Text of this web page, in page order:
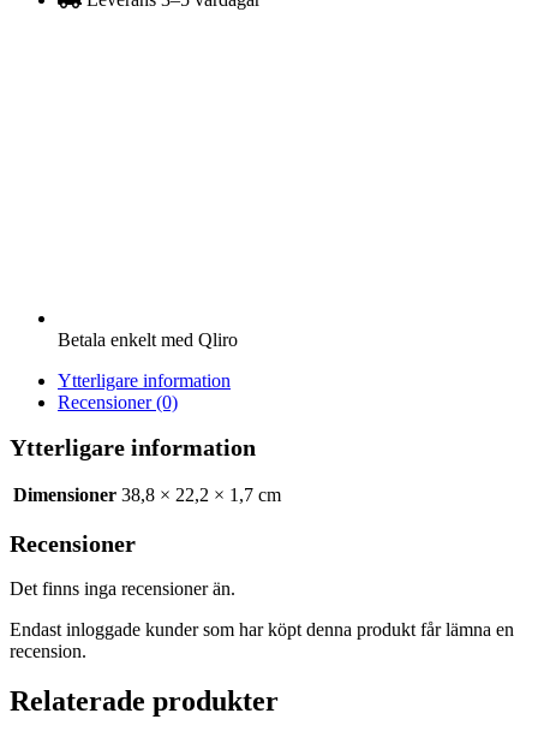
Betala enkelt med Qliro
Ytterligare information
Recensioner (0)
Ytterligare information
Dimensioner 38,8 × 22,2 × 1,7 cm
Recensioner
Det finns inga recensioner än.
Endast inloggade kunder som har köpt denna produkt får lämna en
recension.
Relaterade produkter